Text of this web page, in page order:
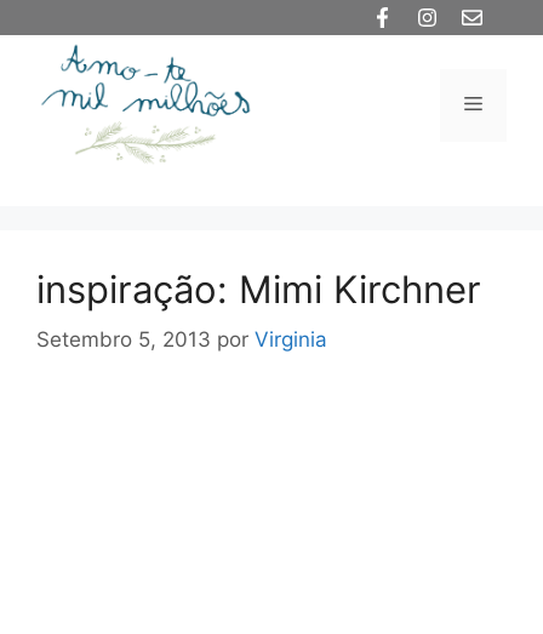
conteúdo
Menu
inspiração: Mimi Kirchner
Setembro 5, 2013 por Virginia